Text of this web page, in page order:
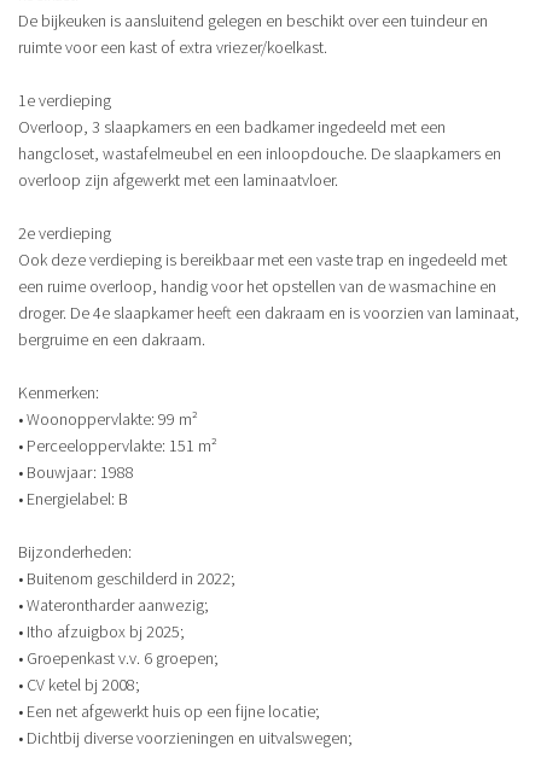
De bijkeuken is aansluitend gelegen en beschikt over een tuindeur en
ruimte voor een kast of extra vriezer/koelkast.
1e verdieping
Overloop, 3 slaapkamers en een badkamer ingedeeld met een
hangcloset, wastafelmeubel en een inloopdouche. De slaapkamers en
overloop zijn afgewerkt met een laminaatvloer.
2e verdieping
Ook deze verdieping is bereikbaar met een vaste trap en ingedeeld met
een ruime overloop, handig voor het opstellen van de wasmachine en
droger. De 4e slaapkamer heeft een dakraam en is voorzien van laminaat,
bergruime en een dakraam.
Kenmerken:
• Woonoppervlakte: 99 m²
• Perceeloppervlakte: 151 m²
• Bouwjaar: 1988
• Energielabel: B
Bijzonderheden:
• Buitenom geschilderd in 2022;
• Waterontharder aanwezig;
• Itho afzuigbox bj 2025;
• Groepenkast v.v. 6 groepen;
• CV ketel bj 2008;
• Een net afgewerkt huis op een fijne locatie;
• Dichtbij diverse voorzieningen en uitvalswegen;